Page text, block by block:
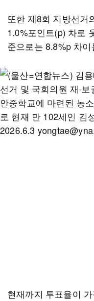
또한 제8회 지방선거
1.0%포인트(p) 차로
준으로는 8.8%p 차
현재까지 투표율이